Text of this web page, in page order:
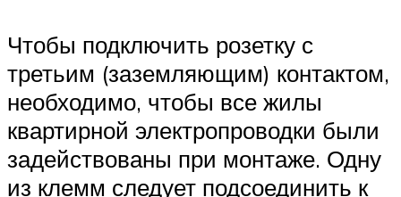
Чтобы подключить розетку с
третьим (заземляющим) контактом,
необходимо, чтобы все жилы
квартирной электропроводки были
задействованы при монтаже. Одну
из клемм следует подсоединить к